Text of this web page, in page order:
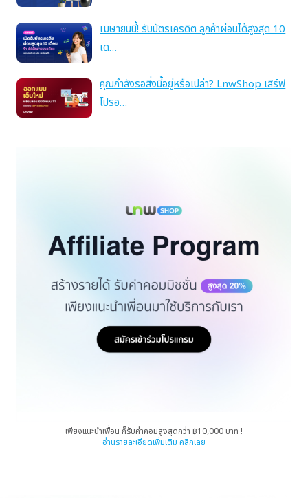
เมษายนนี้! รับบัตรเครดิต ลูกค้าผ่อนได้สูงสุด 10
เด…
คุณกำลังรอสิ่งนี้อยู่หรือเปล่า? LnwShop เสิร์ฟ
โปรอ…
เพียงแนะนำเพื่อน ก็รับค่าคอมสูงสุดกว่า ฿10,000 บาท !
อ่านรายละเอียดเพิ่มเติม คลิกเลย